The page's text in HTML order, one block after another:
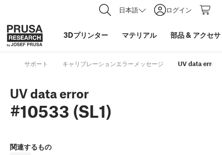
日本語 ログイン
3Dプリンター マテリアル 部品& アクセ
サポート キャリブレーションエラーメッセージ UV data error
UV data error
#10533 (SL1)
関連するもの